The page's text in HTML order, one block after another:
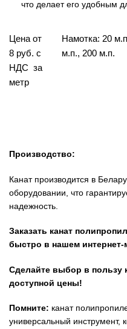
что делает его удобным
Цена от
8 руб. с
НДС за
метр
Намотка: 20
м.п., 200 м.п.
Производство:
Канат производится в
оборудовании, что
надежность.
Заказать канат
быстро в нашем интернет-
Сделайте выбор в пользу
доступной цены!
Помните: канат
универсальный инструмент,